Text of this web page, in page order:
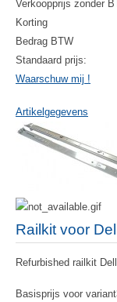
Verkoopprijs zonder
Korting
Bedrag BTW
Standaard prijs:
Waarschuw mij !
Artikelgegevens
Railkit voor
Refurbished railkit
Basisprijs voor variant